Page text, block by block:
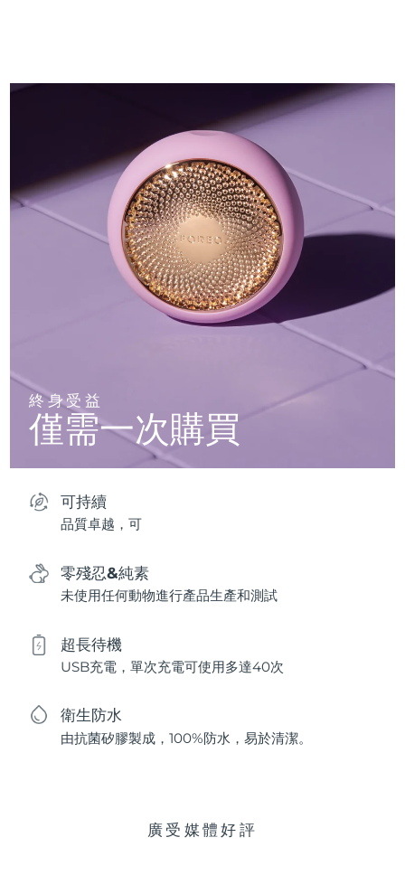
終身受益
僅需一次購買
可持續
品質卓越，可
零殘忍&純素
未使用任何動物進行產品生產和測試
超長待機
USB充電，單次充電可使用多達40次
衛生防水
由抗菌矽膠製成，100%防水，易於清潔。
廣受媒體好評